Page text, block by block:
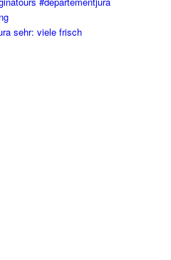
sehr: viele frisch